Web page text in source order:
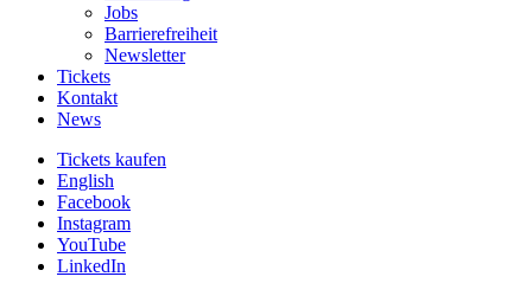
Jobs
Barrierefreiheit
Newsletter
Tickets
Kontakt
News
Tickets kaufen
English
Facebook
Instagram
YouTube
LinkedIn